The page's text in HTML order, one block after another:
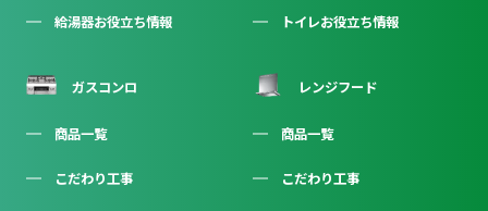
給湯器お役立ち情報 トイレお役立ち情報
ガスコンロ
商品一覧
こだわり工事
レンジフード
商品一覧
こだわり工事